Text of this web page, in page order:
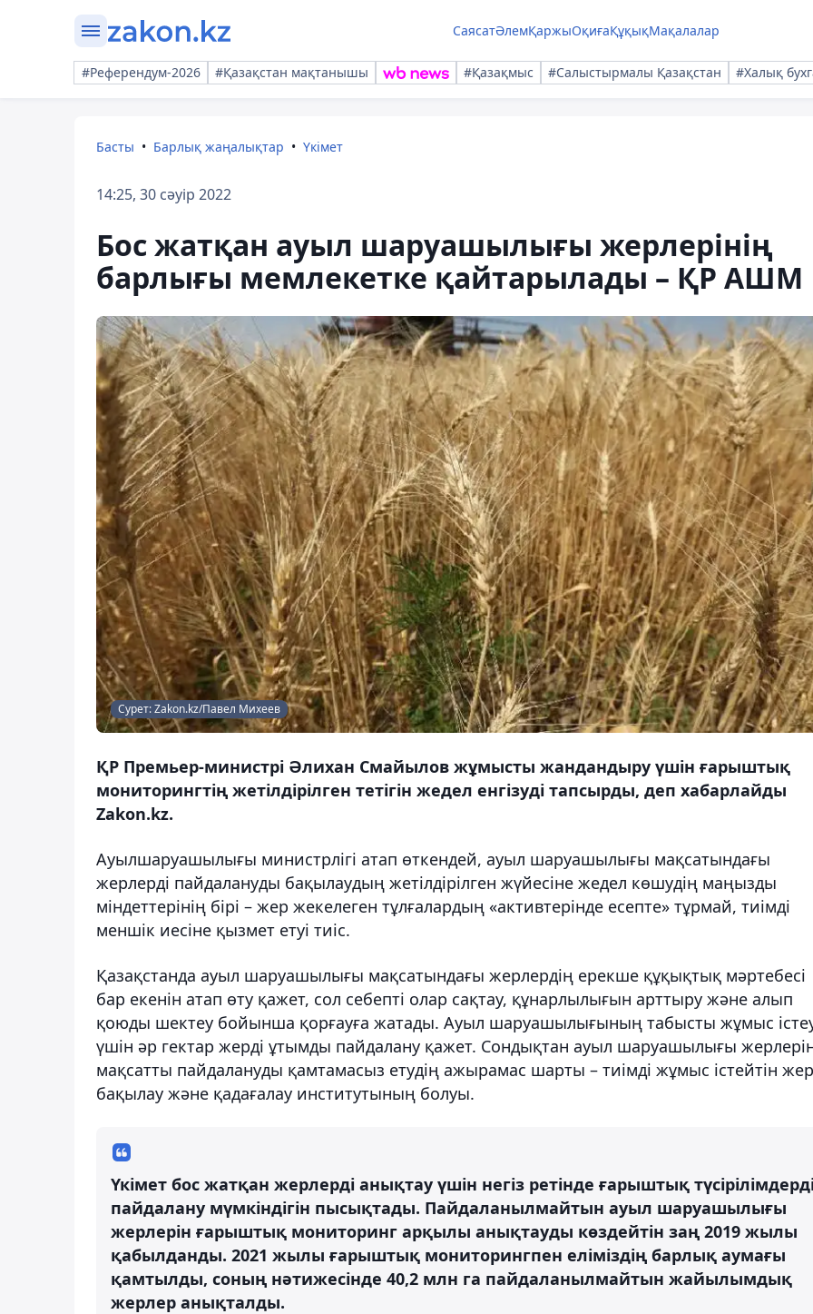
СаясатӘлемҚаржыОқиғаҚұқықМақалалар
#Референдум-2026 #Қазақстан мақтанышы #Қазақмыс #Салыстырмалы Қазақстан #Халық
Басты Барлық жаңалықтар Үкімет
14:25, 30 сәуір 2022
Бос жатқан ауыл шаруашылығы жерлерінің
барлығы мемлекетке қайтарылады – ҚР АШМ
Сурет: Zakon.kz/Павел Михеев
ҚР Премьер-министрі Әлихан Смайылов жұмысты жандандыру үшін ғарыштық
мониторингтің жетілдірілген тетігін жедел енгізуді тапсырды, деп хабарлайды
Zakon.kz.
Ауылшаруашылығы министрлігі атап өткендей, ауыл шаруашылығы мақсатындағы
жерлерді пайдалануды бақылаудың жетілдірілген жүйесіне жедел көшудің маңызды
міндеттерінің бірі – жер жекелеген тұлғалардың «активтерінде есепте» тұрмай, тиімді
меншік иесіне қызмет етуі тиіс.
Қазақстанда ауыл шаруашылығы мақсатындағы жерлердің ерекше құқықтық мәртебесі
бар екенін атап өту қажет, сол себепті олар сақтау, құнарлылығын арттыру және алып
қоюды шектеу бойынша қорғауға жатады. Ауыл шаруашылығының табысты жұмыс
үшін әр гектар жерді ұтымды пайдалану қажет. Сондықтан ауыл шаруашылығы
мақсатты пайдалануды қамтамасыз етудің ажырамас шарты – тиімді жұмыс істейтін жер
бақылау және қадағалау институтының болуы.
Үкімет бос жатқан жерлерді анықтау үшін негіз ретінде ғарыштық
пайдалану мүмкіндігін пысықтады. Пайдаланылмайтын ауыл шаруашылығы
жерлерін ғарыштық мониторинг арқылы анықтауды көздейтін заң 2019 жылы
қабылданды. 2021 жылы ғарыштық мониторингпен еліміздің барлық аумағы
қамтылды, соның нәтижесінде 40,2 млн га пайдаланылмайтын жайылымдық
жерлер анықталды.